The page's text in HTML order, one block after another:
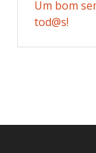
Um bom
tod@s!